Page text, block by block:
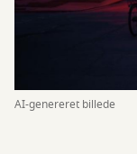
AI-genereret billede